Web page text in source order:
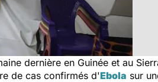
dernière en Guinée et au
de cas confirmés d'Ebola sur